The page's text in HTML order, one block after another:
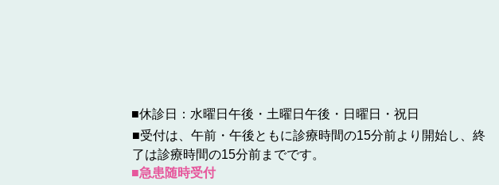
■休診日：水曜日午後・土曜日午後・日曜日・祝日
■受付は、午前・午後ともに診療時間の15分前より開始し、終
了は診療時間の15分前までです。
■急患随時受付